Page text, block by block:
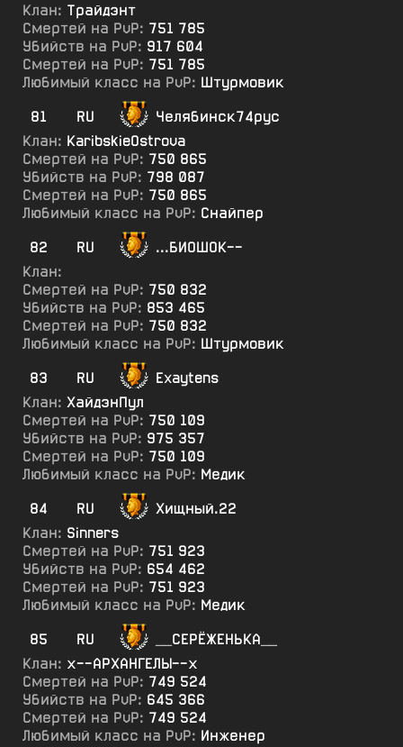
Клан: Трайдэнт
Смертей на PvP: 751 785
Убийств на PvP: 917 604
Смертей на PvP: 751 785
Любимый класс на PvP: Штурмовик
81
RU
Челябинск74рус
Клан: KaribskieOstrova
Смертей на PvP: 750 865
Убийств на PvP: 798 087
Смертей на PvP: 750 865
Любимый класс на PvP: Снайпер
82
RU
...БИОШОК--
Клан:
Смертей на PvP: 750 832
Убийств на PvP: 853 465
Смертей на PvP: 750 832
Любимый класс на PvP: Штурмовик
83
RU
Exaytens
Клан: ХайдэнПул
Смертей на PvP: 750 109
Убийств на PvP: 975 357
Смертей на PvP: 750 109
Любимый класс на PvP: Медик
84
RU
Хищный.22
Клан: Sinners
Смертей на PvP: 751 923
Убийств на PvP: 654 462
Смертей на PvP: 751 923
Любимый класс на PvP: Медик
85
RU
__СЕРЁЖЕНЬКА__
Клан: х--АРХАНГЕЛЫ--х
Смертей на PvP: 749 524
Убийств на PvP: 645 366
Смертей на PvP: 749 524
Любимый класс на PvP: Инженер